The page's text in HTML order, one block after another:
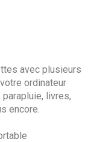
avec plusieurs
ordinateur
livres,
encore.